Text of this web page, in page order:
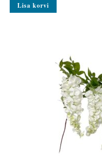
Lisa korvi